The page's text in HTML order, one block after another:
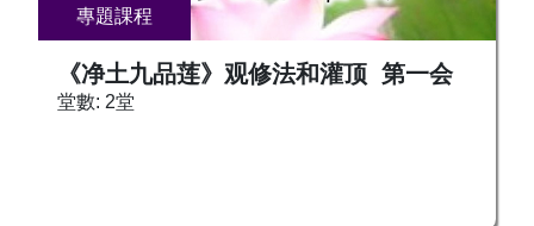
OOSS.TAIPEI OOSS.HK OOSS.CANADA
OOSS.USA
專題課程
《净土九品莲》观修法和灌顶 第一会
堂數: 2堂